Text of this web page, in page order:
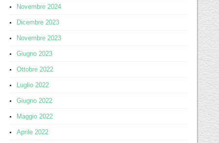
Novembre 2024
Dicembre 2023
Novembre 2023
Giugno 2023
Ottobre 2022
Luglio 2022
Giugno 2022
Maggio 2022
Aprile 2022